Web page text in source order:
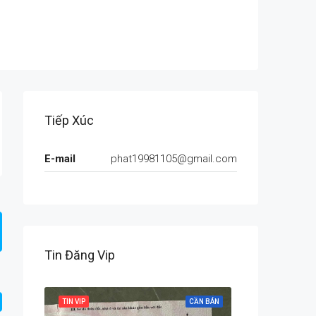
Tiếp Xúc
E-mail phat19981105@gmail.com
Tin Đăng Vip
CẦN BÁN
TIN VIP